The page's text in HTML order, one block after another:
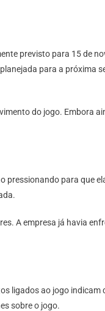
previsto para 15 de
para a próxima
do jogo. Embora
pressionando para que
A empresa já havia
ligados ao jogo indicam
sobre o jogo.